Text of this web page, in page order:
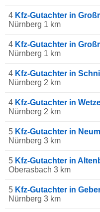
4 Kfz-Gutachter in
Nürnberg 1 km
4 Kfz-Gutachter in
Nürnberg 1 km
4 Kfz-Gutachter in
Nürnberg 2 km
4 Kfz-Gutachter in
Nürnberg 2 km
5 Kfz-Gutachter in
Nürnberg 3 km
5 Kfz-Gutachter in
Oberasbach 3 km
5 Kfz-Gutachter in
Nürnberg 3 km